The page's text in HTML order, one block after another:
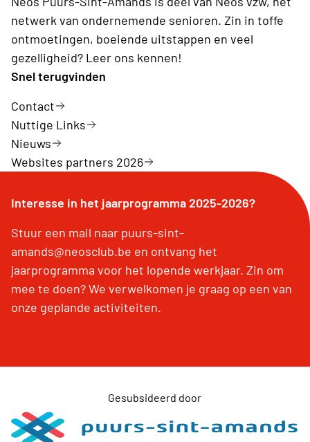
netwerk van ondernemende senioren. Zin in toffe
ontmoetingen, boeiende uitstappen en veel
gezelligheid? Leer ons kennen!
Snel terugvinden
Contact
Nuttige Links
Nieuws
Websites partners 2026
Interesse in het jaarprogramma 2025-2026?
Stuur een mail naar puurs-sint-
amands@neosclub.be en ontvang het
jaarprogramma voor het lopende werkjaar. Zin om
mee te doen? We verwelkomen je graag op een van
onze geplande activiteiten.
Gesubsideerd door